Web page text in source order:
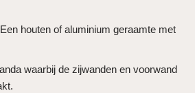
houten of aluminium geraamte met
waarbij de zijwanden en voorwand